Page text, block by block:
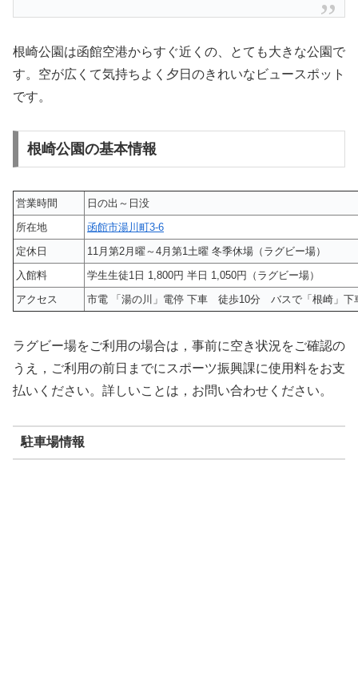
根崎公園は函館空港からすぐ近くの、とても大きな公園で
す。空が広くて気持ちよく夕日のきれいなビュースポット
です。
根崎公園の基本情報
営業時間
日の出～日没
所在地
函館市湯川町3-6
定休日
11月第2月曜～4月第1土曜 冬季休場（ラグビー場）
入館料
学生生徒1日 1,800円 半日 1,050円（ラグビー場）
アクセス
市電 「湯の川」電停 下車 徒歩10分 バスで「根崎」下
ラグビー場をご利用の場合は，事前に空き状況をご確認の
うえ，ご利用の前日までにスポーツ振興課に使用料をお支
払いください。詳しいことは，お問い合わせください。
駐車場情報